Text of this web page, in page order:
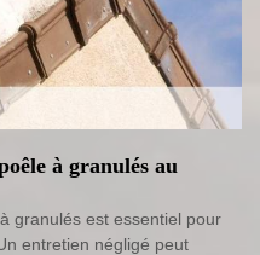
à granulés au
granulés est essentiel pour
entretien négligé peut